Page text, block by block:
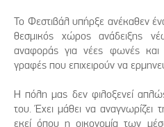
Το Φεστιβάλ υπήρξε ανέκαθεν
θεσμικός χώρος ανάδειξης
αναφοράς για νέες φωνές και
γραφές που επιχειρούν να
Η πόλη μας δεν φιλοξενεί
του. Έχει μάθει να
εκεί όπου η οικονομία των